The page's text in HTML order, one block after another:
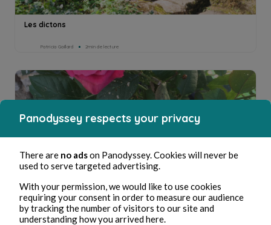
Les dictons
Patricia Gaillard 2min de lecture
Le maître du jardin
Panodyssey respects your privacy
There are no adson Panodyssey. Cookies will never be
used to serve targeted advertising.
With your permission, we would like to use cookies
requiring your consent in order to measure our audience
by tracking the number of visitors to our site and
understanding how you arrived here.